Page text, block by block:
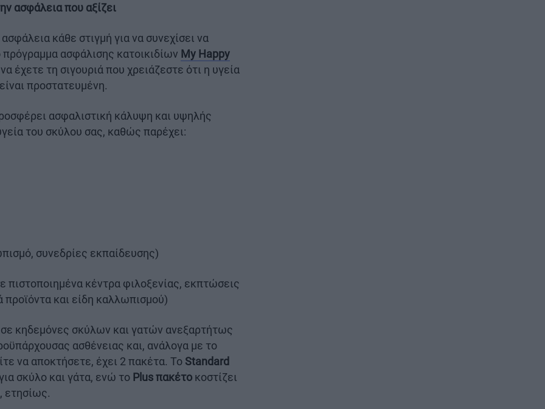
ασφάλεια που αξίζει
κάθε στιγμή για να συνεχίσει να
ασφάλισης κατοικιδίων My Happy
έχετε τη σιγουριά που χρειάζεστε ότι η υγεία
προστατευμένη.
ασφαλιστική κάλυψη και υψηλής
του σκύλου σας, καθώς παρέχει:
συνεδρίες εκπαίδευσης)
πιστοποιημένα κέντρα φιλοξενίας, εκπτώσεις
και είδη καλλωπισμού)
κηδεμόνες σκύλων και γατών ανεξαρτήτως
ασθένειας και, ανάλογα με το
να αποκτήσετε, έχει 2 πακέτα. Το Standard
σκύλο και γάτα, ενώ το Plus πακέτο κοστίζει
ετησίως.